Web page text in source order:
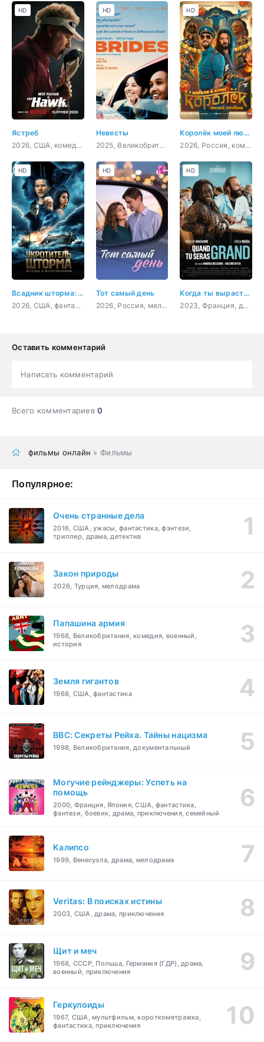
Ястреб
2026, США, комедия, спорт
HD
Невесты
2025, Великобритания, драма
HD
Королёк моей любви
2026, Россия, комедия, мюзикл
HD
Всадник шторма: Легенда о Молоте
2026, США, фантастика, боевик, приключения
HD
Тот самый день
2026, Россия, мелодрама
HD
Когда ты вырастешь
2023, Франция, драма, комедия
HD
Оставить комментарий
Написать комментарий
Всего комментариев0
фильмы онлайн » Фильмы
Популярное:
Очень странные дела
2016, США, ужасы, фантастика, фэнтези,
триллер, драма, детектив
Закон природы
2026, Турция, мелодрама
Папашина армия
1968, Великобритания, комедия, военный,
история
Земля гигантов
1968, США, фантастика
BBC: Секреты Рейха. Тайны нацизма
1998, Великобритания, документальный
Могучие рейнджеры: Успеть на
помощь
2000, Франция, Япония, США, фантастика,
фэнтези, боевик, драма, приключения, семейный
Калипсо
1999, Венесуэла, драма, мелодрама
Veritas: В поисках истины
2003, США, драма, приключения
Щит и меч
1968, СССР, Польша, Германия (ГДР), драма,
военный, приключения
Геркулоиды
1967, США, мультфильм, короткометражка,
фантастика, приключения